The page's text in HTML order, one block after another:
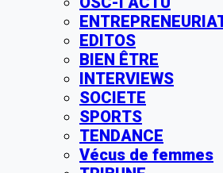
EDITOS
BIEN ÊTRE
INTERVIEWS
SOCIETE
SPORTS
TENDANCE
Vécus de femmes